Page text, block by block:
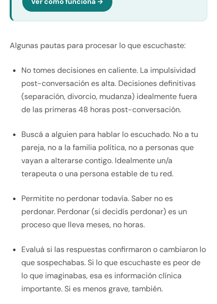
Algunas pautas para procesar lo que escuchaste:
No tomes decisiones en caliente. La impulsividad
post-conversación es alta. Decisiones definitivas
(separación, divorcio, mudanza) idealmente fuera
de las primeras 48 horas post-conversación.
Buscá a alguien para hablar lo escuchado. No a tu
pareja, no a la familia política, no a personas que
vayan a alterarse contigo. Idealmente un/a
terapeuta o una persona estable de tu red.
Permitite no perdonar todavía. Saber no es
perdonar. Perdonar (si decidís perdonar) es un
proceso que lleva meses, no horas.
Evaluá si las respuestas confirmaron o cambiaron lo
que sospechabas. Si lo que escuchaste es peor de
lo que imaginabas, esa es información clínica
importante. Si es menos grave, también.